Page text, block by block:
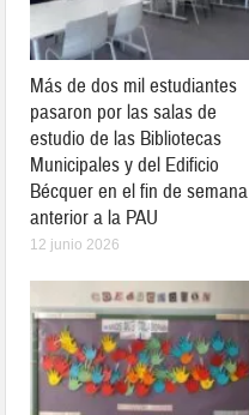
Más de dos mil estudiantes
pasaron por las salas de
estudio de las Bibliotecas
Municipales y del Edificio
Bécquer en el fin de semana
anterior a la PAU
12 junio 2026